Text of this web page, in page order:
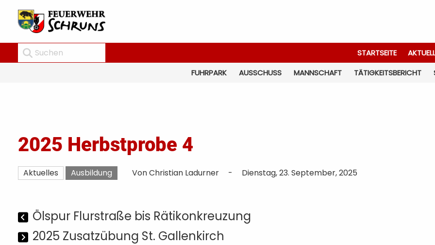
STARTSEITE
FUHRPARK
AUSSCHUSS MANNSCHAFT TÄTIGKEITSBERICHT
2025 Herbstprobe 4
Aktuelles Ausbildung Von Christian Ladurner - Dienstag, 23. September, 2025
Ölspur Flurstraße bis Rätikonkreuzung
2025 Zusatzübung St. Gallenkirch